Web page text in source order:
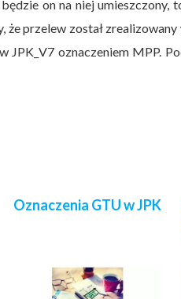
on na niej
przelew został zrealizowany
oznaczeniem MPP.
Oznaczenia GTU w JPK